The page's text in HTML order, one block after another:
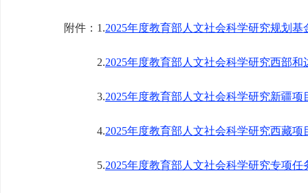
附件：1.2025年度教育部人文社会科学研究规划
2.2025年度教育部人文社会科学研究西部
3.2025年度教育部人文社会科学研究新疆项
4.2025年度教育部人文社会科学研究西藏项
5.2025年度教育部人文社会科学研究专项